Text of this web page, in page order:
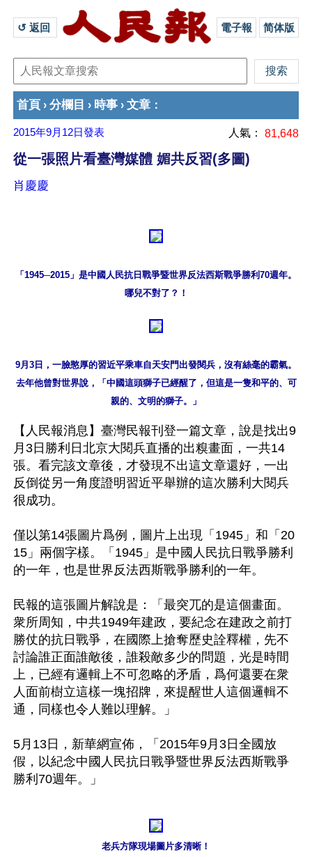
↺ 返回 電子報 简体版
首頁 › 分欄目 › 時事 › 文章 ：
2015年9月12日發表 人氣： 81,648
從一張照片看臺灣媒體 媚共反習(多圖)
肖慶慶
「1945─2015」是中國人民抗日戰爭暨世界反法西斯戰爭勝利70週年。
哪兒不對了？！
9月3日，一臉憨厚的習近平乘車自天安門出發閱兵，沒有絲毫的霸氣。
去年他曾對世界說，「中國這頭獅子已經醒了，但這是一隻和平的、可
親的、文明的獅子。」
【人民報消息】臺灣民報刊登一篇文章，說是找出9
月3日勝利日北京大閱兵直播的出糗畫面，一共14
張。看完該文章後，才發現不出這文章還好，一出
反倒從另一角度證明習近平舉辦的這次勝利大閱兵
很成功。
僅以第14張圖片爲例，圖片上出現「1945」和「20
15」兩個字樣。「1945」是中國人民抗日戰爭勝利
的一年，也是世界反法西斯戰爭勝利的一年。
民報的這張圖片解說是：「最突兀的是這個畫面。
衆所周知，中共1949年建政，要紀念在建政之前打
勝仗的抗日戰爭，在國際上搶奪歷史詮釋權，先不
討論誰正面誰敵後，誰殺敵多少的問題，光是時間
上，已經有邏輯上不可忽略的矛盾，爲何還要在衆
人面前樹立這樣一塊招牌，來提醒世人這個邏輯不
通，同樣也令人難以理解。」
5月13日，新華網宣佈，「2015年9月3日全國放
假，以紀念中國人民抗日戰爭暨世界反法西斯戰爭
勝利70週年。」
老兵方隊現場圖片多清晰！